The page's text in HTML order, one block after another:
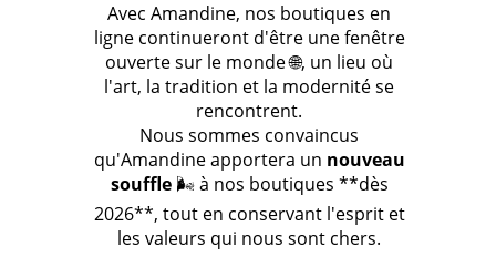
Avec Amandine, nos boutiques en
ligne continueront d'être une fenêtre
ouverte sur le monde 🌐, un lieu où
l'art, la tradition et la modernité se
rencontrent.
Nous sommes convaincus
qu'Amandine apportera un nouveau
souffle🌬️ à nos boutiques **dès
2026**, tout en conservant l'esprit et
les valeurs qui nous sont chers.